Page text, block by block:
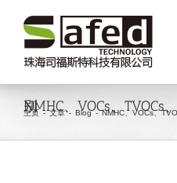
NMHC、VOCs、TVOCs、TVOC、HC 和THC的区别
主页 - 文章 - Blog - NMHC、VOCs、